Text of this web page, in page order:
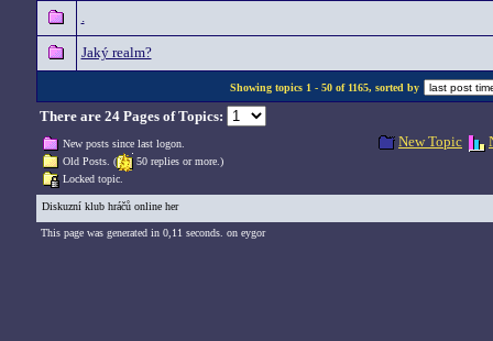
.
Jaký realm?
Showing topics 1 - 50 of 1165, sorted by
There are 24 Pages of Topics:
New posts since last logon.
Old Posts. (
50 replies or more.)
Locked topic.
New Topic
Diskuzní klub hráčů online her
This page was generated in 0,11 seconds. on eygor